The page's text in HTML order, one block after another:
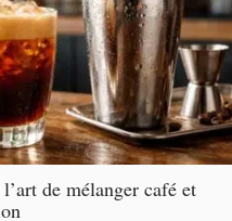
de mélanger café et